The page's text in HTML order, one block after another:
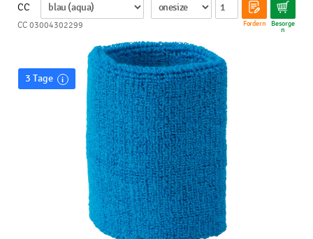
CC
Fordern Besorge
n
CC 03004302299
3 Tage